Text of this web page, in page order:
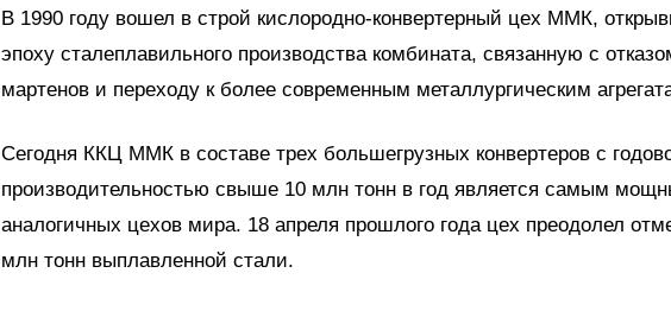
В 1990 году вошел в строй кислородно-конвертерный цех ММК,
эпоху сталеплавильного производства комбината, связанную с
мартенов и переходу к более современным металлургическим
Сегодня ККЦ ММК в составе трех большегрузных конвертеров с
производительностью свыше 10 млн тонн в год является самым
аналогичных цехов мира. 18 апреля прошлого года цех преодолел
млн тонн выплавленной стали.